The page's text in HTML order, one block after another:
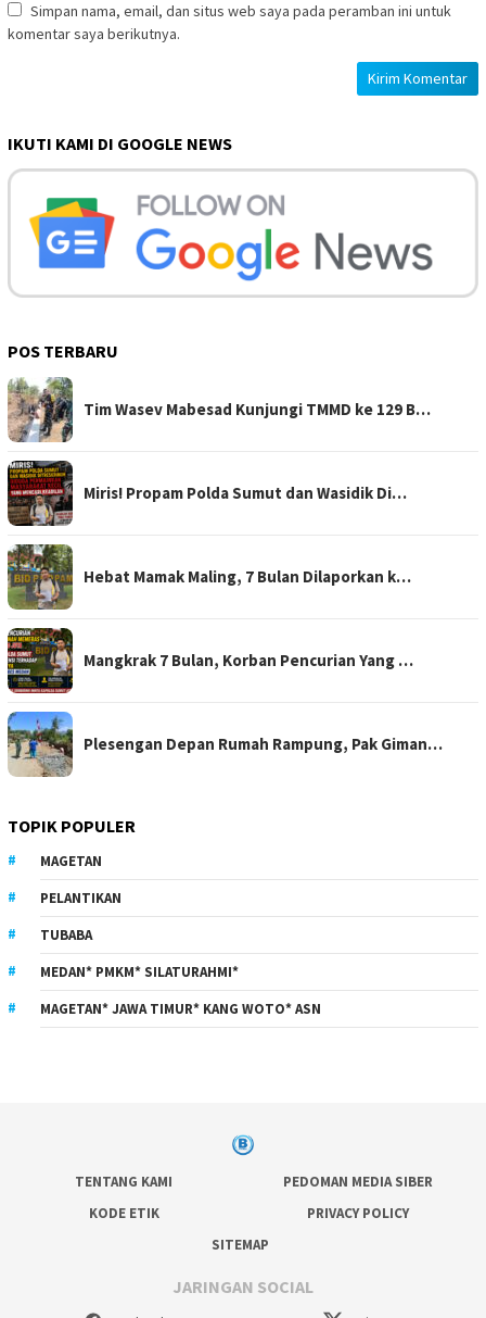
Simpan nama, email, dan situs web saya pada peramban ini untuk
komentar saya berikutnya.
IKUTI KAMI DI GOOGLE NEWS
POS TERBARU
Tim Wasev Mabesad Kunjungi TMMD ke 129 B…
Miris! Propam Polda Sumut dan Wasidik Di…
Hebat Mamak Maling, 7 Bulan Dilaporkan k…
Mangkrak 7 Bulan, Korban Pencurian Yang …
Plesengan Depan Rumah Rampung, Pak Giman…
TOPIK POPULER
MAGETAN
PELANTIKAN
TUBABA
MEDAN* PMKM* SILATURAHMI*
MAGETAN* JAWA TIMUR* KANG WOTO* ASN
TENTANG KAMI
PEDOMAN MEDIA SIBER
KODE ETIK
PRIVACY POLICY
SITEMAP
JARINGAN SOCIAL